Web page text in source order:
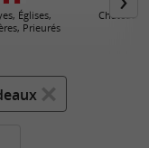
Églises,
Prieurés
Châteaux